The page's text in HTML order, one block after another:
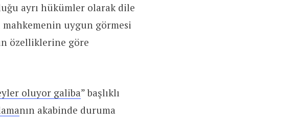
ayrı hükümler olarak dile
uygun görmesi
özelliklerine göre
oluyor galiba” başlıklı
nın akabinde duruma